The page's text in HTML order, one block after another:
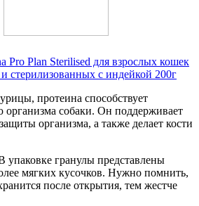
Pro Plan Sterilised для взрослых кошек
стерилизованных с индейкой 200г
протеина способствует
организма собаки. Он поддерживает
организма, а также делает кости
упаковке гранулы представлены
мягких кусочков. Нужно помнить,
после открытия, тем жестче